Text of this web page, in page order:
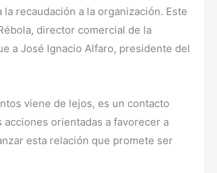
recaudación a la organización. Este
director comercial de la
a José Ignacio Alfaro, presidente del
viene de lejos, es un contacto
orientadas a favorecer a
esta relación que promete ser